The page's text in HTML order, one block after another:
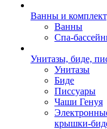
Ванны и
Ванны
Спа-
Унитазы, биде,
Унитазы
Биде
Писсуары
Чаши Генуя
крышки-